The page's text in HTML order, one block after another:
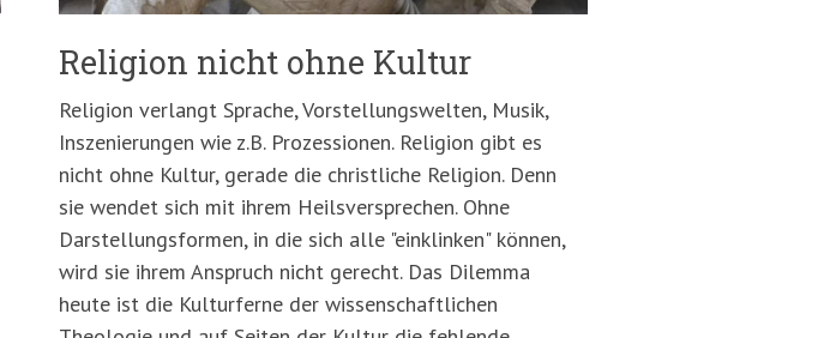
Religion nicht ohne Kultur
Religion verlangt Sprache, Vorstellungswelten, Musik,
Inszenierungen wie z.B. Prozessionen. Religion gibt es
nicht ohne Kultur, gerade die christliche Religion. Denn
sie wendet sich mit ihrem Heilsversprechen. Ohne
Darstellungsformen, in die sich alle "einklinken" können,
wird sie ihrem Anspruch nicht gerecht. Das Dilemma
heute ist die Kulturferne der wissenschaftlichen